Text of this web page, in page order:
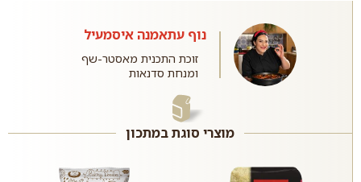
נוף עתאמנה איסמעיל
זוכת התכנית מאסטר-שף
ומנחת סדנאות
מוצרי סוגת במתכון